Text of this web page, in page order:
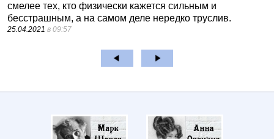
смелее тех, кто физически кажется сильным и
бесстрашным, а на самом деле нередко труслив.
25.04.2021 в 09:57